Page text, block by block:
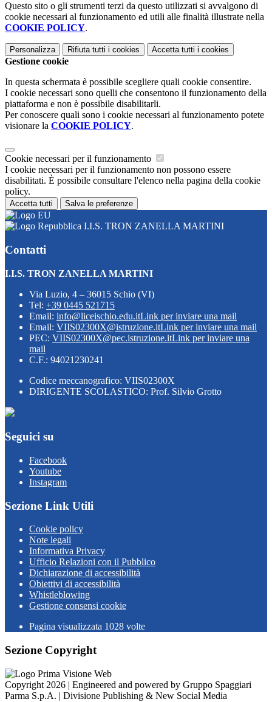
Questo sito o gli strumenti terzi da questo utilizzati si avvalgono di
cookie necessari al funzionamento ed utili alle finalità illustrate nella
COOKIE POLICY.
Personalizza Rifiuta tutti i cookies Accetta tutti i cookies
Gestione cookie
In questa schermata è possibile scegliere quali cookie consentire.
I cookie necessari sono quelli che consentono il funzionamento della
piattaforma e non è possibile disabilitarli.
Per conoscere quali sono i cookie necessari al funzionamento potete
visionare la COOKIE POLICY.
Cookie necessari per il funzionamento
I cookie necessari per il funzionamento non possono essere
disabilitati. È possibile consultare l'elenco nella pagina della cookie
policy.
Accetta tutti Salva le preferenze
I.I.S. TRON ZANELLA MARTINI
Contatti
I.I.S. TRON ZANELLA MARTINI
Via Luzio, 4 – 36015 Schio (VI)
Tel: +39 0445 521715
Email: info@liceischio.edu.itLink per inviare una mail
Email: VIIS02300X@istruzione.itLink per inviare una mail
PEC: VIIS02300X@pec.istruzione.itLink per inviare una
mail
C.F.: 94021230241
Codice meccanografico: VIIS02300X
DIRIGENTE SCOLASTICO: Prof. Silvio Grotto
Seguici su
Facebook
Youtube
Instagram
Sezione Link Utili
Cookie policy
Note legali
Informativa Privacy
Ufficio Relazioni con il Pubblico
Dichiarazione di accessibilità
Obiettivi di accessibilità
Whistleblowing
Gestione consensi cookie
Pagina visualizzata 1028 volte
Sezione Copyright
Copyright 2026 | Engineered and powered by Gruppo Spaggiari
Parma S.p.A. | Divisione Publishing & New Social Media